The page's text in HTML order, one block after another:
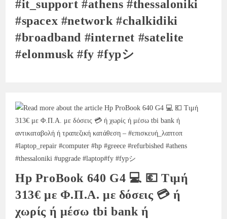
#it_support #athens #thessaloniki
#spacex #network #chalkidiki
#broadband #internet #satelite
#elonmusk #fy #fypシ
Hp ProBook 640 G4 💻 💶 Τιμή
313€ με Φ.Π.Α. με δόσεις 💳 ή
χωρίς ή μέσω tbi bank ή